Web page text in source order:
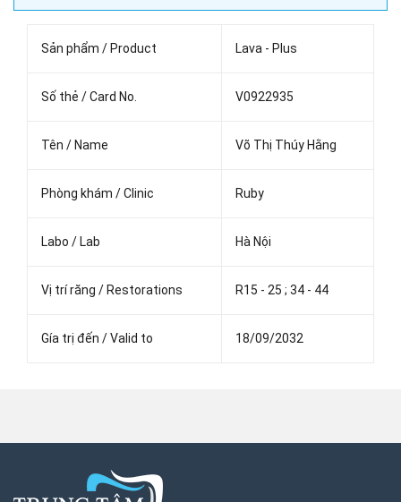
Sản phẩm / Product Lava - Plus
Số thẻ / Card No. V0922935
Tên / Name Võ Thị Thúy Hằng
Phòng khám / Clinic Ruby
Labo / Lab Hà Nội
Vị trí răng / Restorations R15 - 25 ; 34 - 44
Gía trị đến / Valid to 18/09/2032